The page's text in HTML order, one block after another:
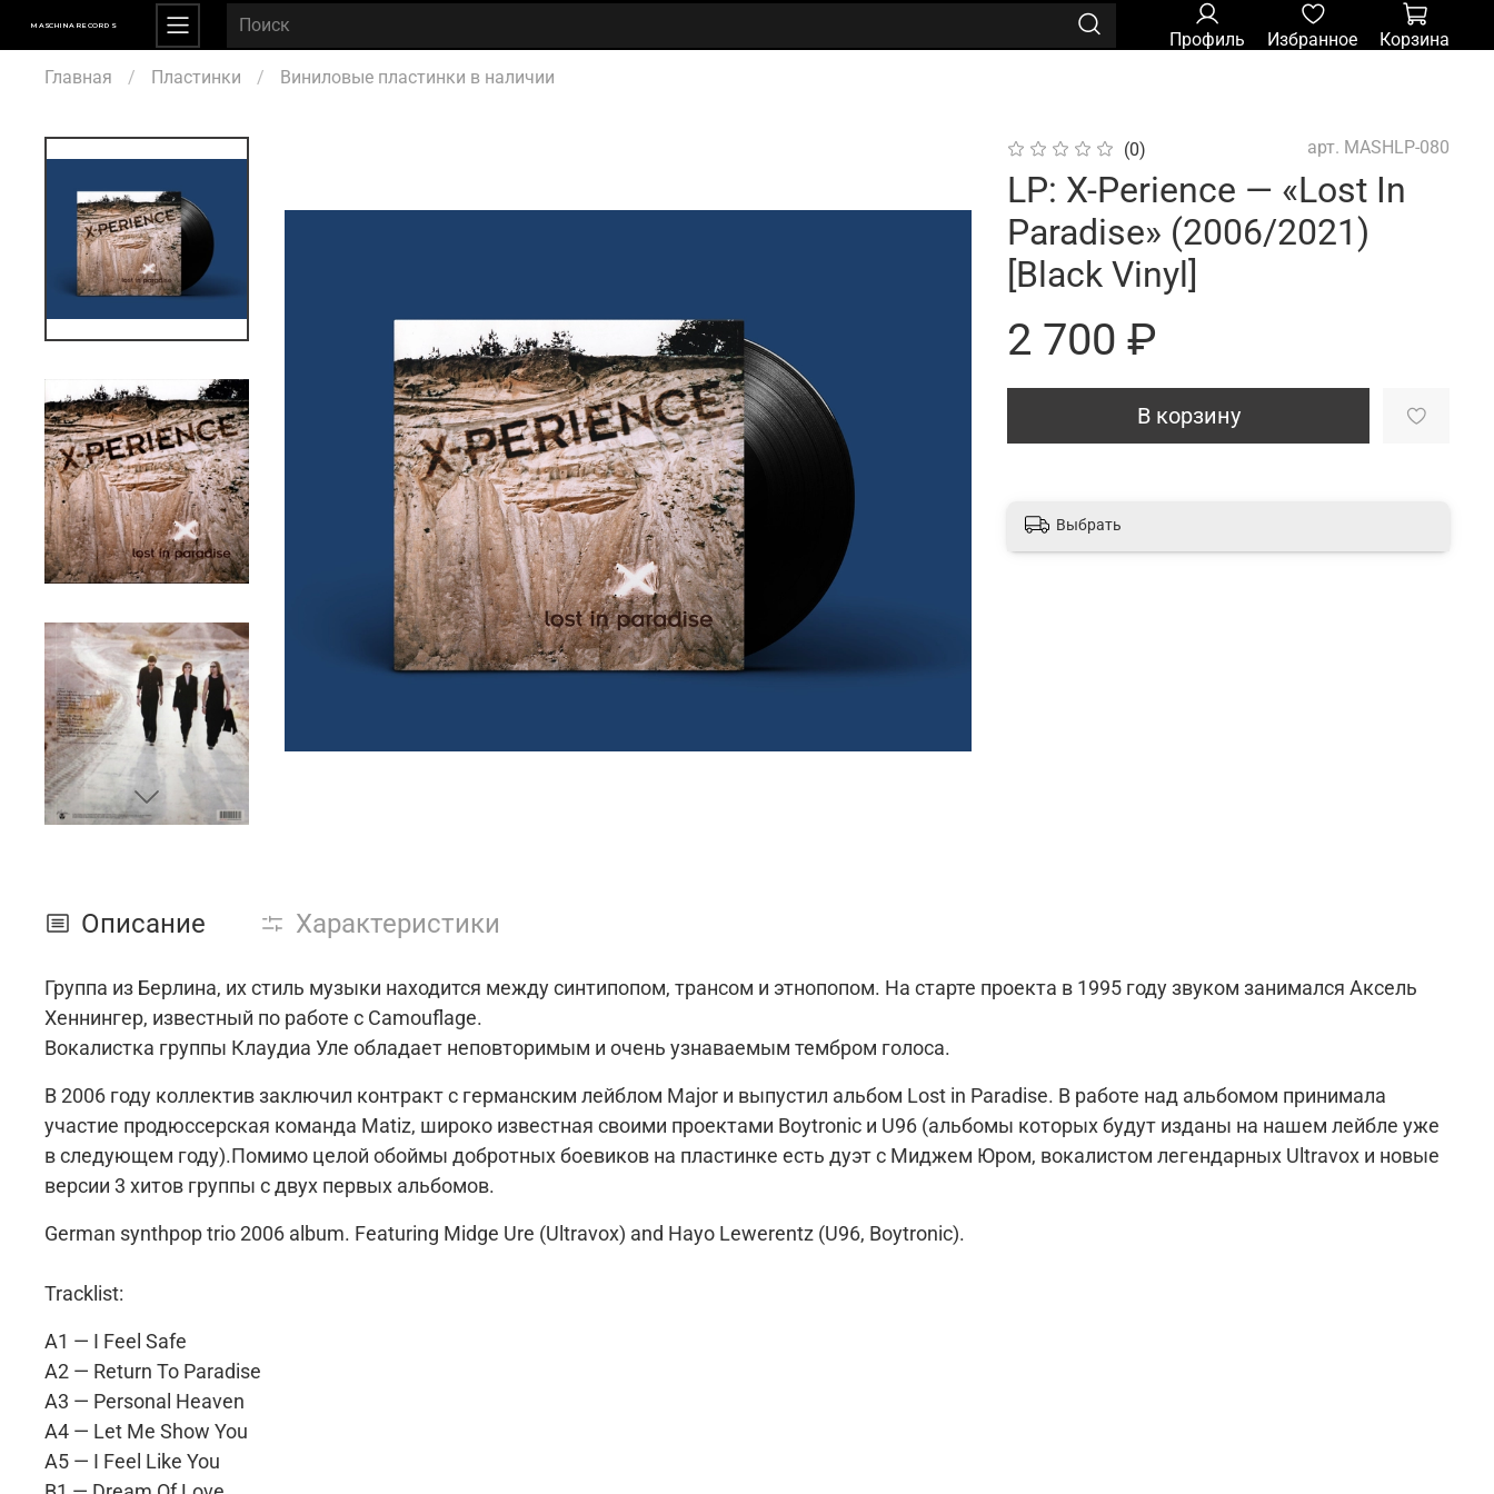
MASCHINA RECORDS
Профиль Избранное
Корзина
Главная
Пластинки Виниловые пластинки в наличии
(0) арт. MASHLP-080
LP: X-Perience — «Lost In
Paradise» (2006/2021)
[Black Vinyl]
2 700 ₽
В корзину
Выбрать
Описание Характеристики
Группа из Берлина, их стиль музыки находится между синтипопом, трансом и этнопопом. На старте проекта в 1995 году звуком занимался Аксель
Хеннингер, известный по работе с Camouflage.
Вокалистка группы Клаудиа Уле обладает неповторимым и очень узнаваемым тембром голоса.
В 2006 году коллектив заключил контракт с германским лейблом Major и выпустил альбом Lost in Paradise. В работе над альбомом принимала
участие продюссерская команда Matiz, широко известная своими проектами Boytronic и U96 (альбомы которых будут изданы на нашем лейбле уже
в следующем году).Помимо целой обоймы добротных боевиков на пластинке есть дуэт с Миджем Юром, вокалистом легендарных Ultravox и новые
версии 3 хитов группы с двух первых альбомов.
German synthpop trio 2006 album. Featuring Midge Ure (Ultravox) and Hayo Lewerentz (U96, Boytronic).
Tracklist:
A1 — I Feel Safe
A2 — Return To Paradise
A3 — Personal Heaven
A4 — Let Me Show You
A5 — I Feel Like You